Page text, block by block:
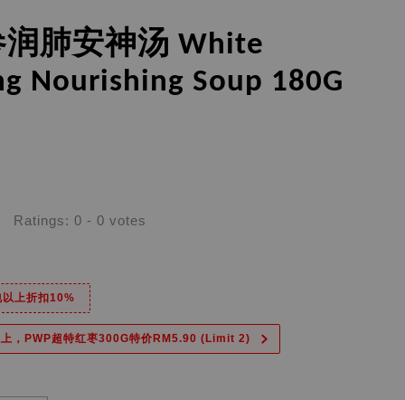
肺安神汤 White
Nourishing Soup 180G
Ratings:0 -0 votes
上折扣10%
，PWP超特红枣300G特价RM5.90 (Limit 2)